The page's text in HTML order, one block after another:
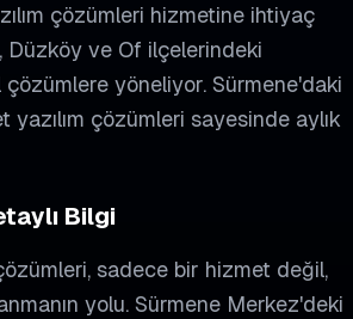
çözümleri hizmetine ihtiyaç
Düzköy ve Of ilçelerindeki
yöneliyor. Sürmene'daki
çözümleri sayesinde aylık
Bilgi
sadece bir hizmet değil,
yolu. Sürmene Merkez'deki